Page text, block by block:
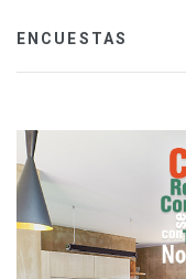
ENCUESTAS